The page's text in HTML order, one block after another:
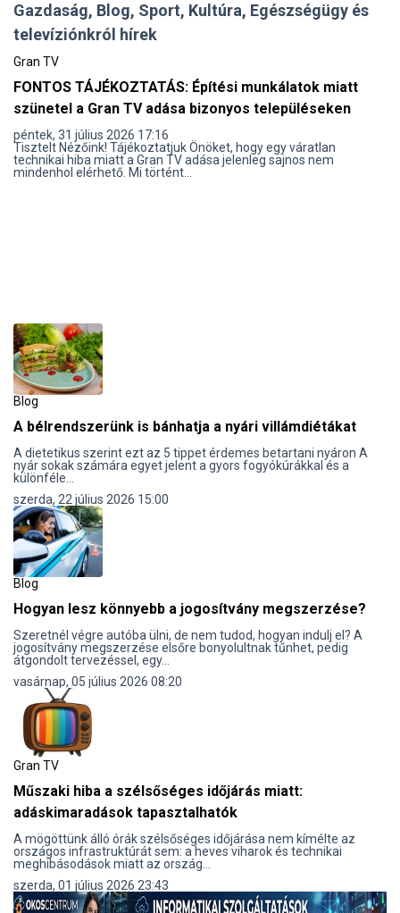
Gazdaság, Blog, Sport, Kultúra, Egészségügy és
televíziónkról hírek
Gran TV
FONTOS TÁJÉKOZTATÁS: Építési munkálatok miatt
szünetel a Gran TV adása bizonyos településeken
péntek, 31 július 2026 17:16
Tisztelt Nézőink! Tájékoztatjuk Önöket, hogy egy váratlan
technikai hiba miatt a Gran TV adása jelenleg sajnos nem
mindenhol elérhető. Mi történt...
Blog
A bélrendszerünk is bánhatja a nyári villámdiétákat
A dietetikus szerint ezt az 5 tippet érdemes betartani nyáron A
nyár sokak számára egyet jelent a gyors fogyókúrákkal és a
különféle...
szerda, 22 július 2026 15:00
Blog
Hogyan lesz könnyebb a jogosítvány megszerzése?
Szeretnél végre autóba ülni, de nem tudod, hogyan indulj el? A
jogosítvány megszerzése elsőre bonyolultnak tűnhet, pedig
átgondolt tervezéssel, egy...
vasárnap, 05 július 2026 08:20
Gran TV
Műszaki hiba a szélsőséges időjárás miatt:
adáskimaradások tapasztalhatók
A mögöttünk álló órák szélsőséges időjárása nem kímélte az
országos infrastruktúrát sem: a heves viharok és technikai
meghibásodások miatt az ország...
szerda, 01 július 2026 23:43